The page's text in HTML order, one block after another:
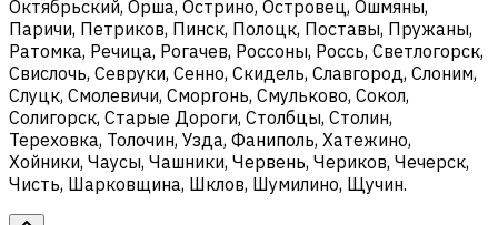
Октябрьский, Орша, Острино, Островец, Ошмяны,
Паричи, Петриков, Пинск, Полоцк, Поставы, Пружаны,
Ратомка, Речица, Рогачев, Россоны, Россь, Светлогорск,
Свислочь, Севруки, Сенно, Скидель, Славгород, Слоним,
Слуцк, Смолевичи, Сморгонь, Смульково, Сокол,
Солигорск, Старые Дороги, Столбцы, Столин,
Тереховка, Толочин, Узда, Фаниполь, Хатежино,
Хойники, Чаусы, Чашники, Червень, Чериков, Чечерск,
Чисть, Шарковщина, Шклов, Шумилино, Щучин.